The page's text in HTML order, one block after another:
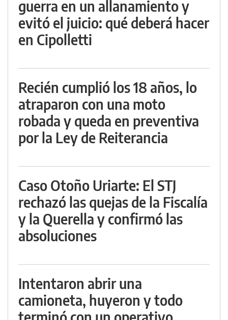
guerra en un allanamiento y
evitó el juicio: qué deberá hacer
en Cipolletti
Recién cumplió los 18 años, lo
atraparon con una moto
robada y queda en preventiva
por la Ley de Reiterancia
Caso Otoño Uriarte: El STJ
rechazó las quejas de la Fiscalía
y la Querella y confirmó las
absoluciones
Intentaron abrir una
camioneta, huyeron y todo